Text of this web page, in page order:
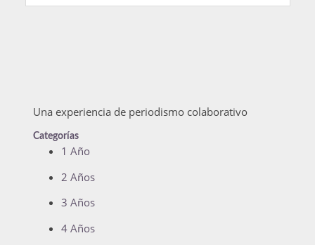
Una experiencia de periodismo colaborativo
Categorías
1 Año
2 Años
3 Años
4 Años